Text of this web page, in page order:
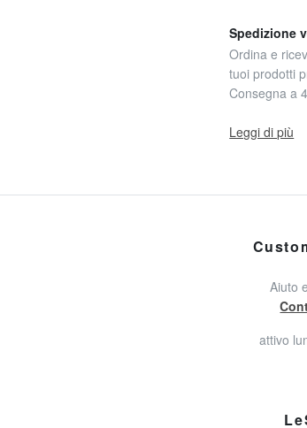
Spedizione
Ordina e
tuoi prodotti
Consegna a
Leggi di più
Aiuto
attivo